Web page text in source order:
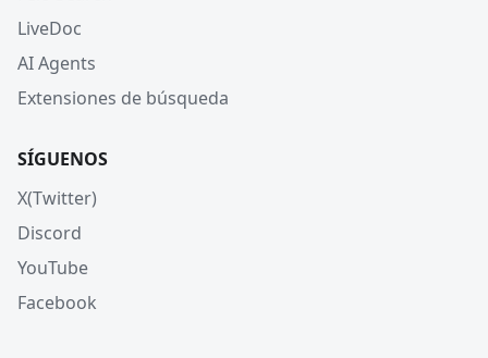
LiveDoc
AI Agents
Extensiones de búsqueda
SÍGUENOS
X(Twitter)
Discord
YouTube
Facebook